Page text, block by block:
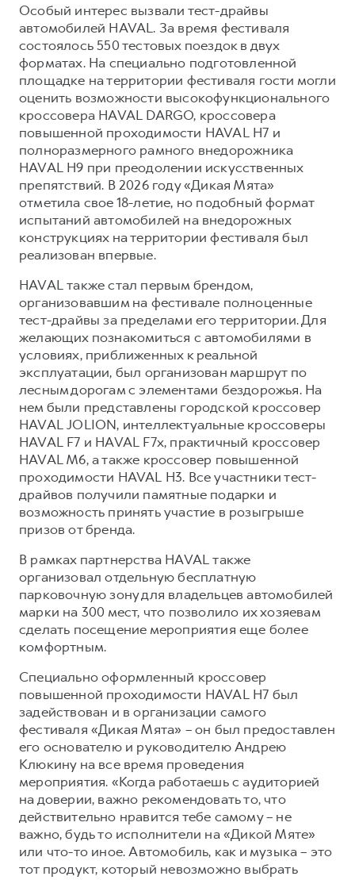
Особый интерес вызвали тест-драйвы
автомобилей HAVAL. За время фестиваля
состоялось 550 тестовых поездок в двух
форматах. На специально подготовленной
площадке на территории фестиваля гости могли
оценить возможности высокофункционального
кроссовера HAVAL DARGO, кроссовера
повышенной проходимости HAVAL H7 и
полноразмерного рамного внедорожника
HAVAL H9 при преодолении искусственных
препятствий. В 2026 году «Дикая Мята»
отметила свое 18-летие, но подобный формат
испытаний автомобилей на внедорожных
конструкциях на территории фестиваля был
реализован впервые.
HAVAL также стал первым брендом,
организовавшим на фестивале полноценные
тест-драйвы за пределами его территории. Для
желающих познакомиться с автомобилями в
условиях, приближенных к реальной
эксплуатации, был организован маршрут по
лесным дорогам с элементами бездорожья. На
нем были представлены городской кроссовер
HAVAL JOLION, интеллектуальные кроссоверы
HAVAL F7 и HAVAL F7x, практичный кроссовер
HAVAL M6, а также кроссовер повышенной
проходимости HAVAL H3. Все участники тест-
драйвов получили памятные подарки и
возможность принять участие в розыгрыше
призов от бренда.
В рамках партнерства HAVAL также
организовал отдельную бесплатную
парковочную зону для владельцев автомобилей
марки на 300 мест, что позволило их хозяевам
сделать посещение мероприятия еще более
комфортным.
Специально оформленный кроссовер
повышенной проходимости HAVAL H7 был
задействован и в организации самого
фестиваля «Дикая Мята» – он был предоставлен
его основателю и руководителю Андрею
Клюкину на все время проведения
мероприятия. «Когда работаешь с аудиторией
на доверии, важно рекомендовать то, что
действительно нравится тебе самому – не
важно, будь то исполнители на «Дикой Мяте»
или что-то иное. Автомобиль, как и музыка – это
тот продукт, который невозможно выбрать